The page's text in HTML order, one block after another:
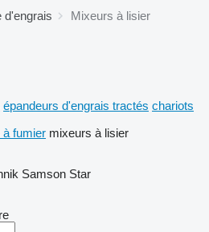
d'engrais Mixeurs à lisier
épandeurs d'engrais tractés chariots
à fumier mixeurs à lisier
Samson Star